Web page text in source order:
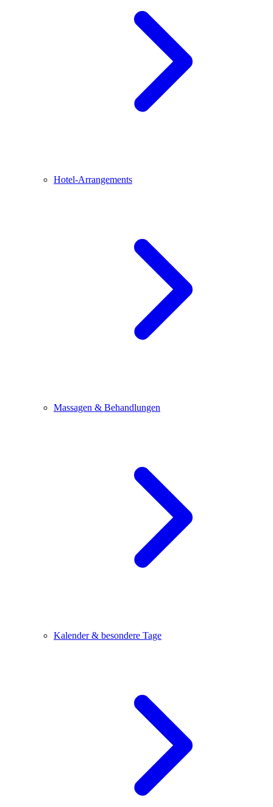
Hotel-Arrangements
Massagen & Behandlungen
Kalender & besondere Tage